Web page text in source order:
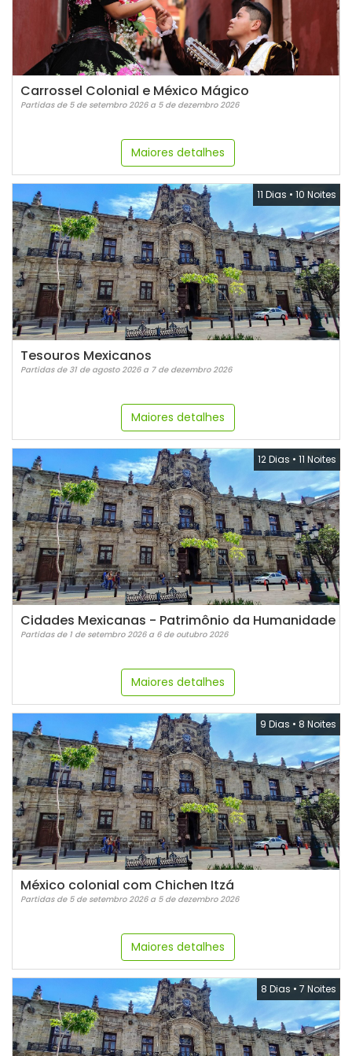
Carrossel Colonial e México Mágico
Partidas de 5 de setembro 2026 a 5 de dezembro 2026
Maiores detalhes
11 Dias • 10 Noites
Tesouros Mexicanos
Partidas de 31 de agosto 2026 a 7 de dezembro 2026
Maiores detalhes
12 Dias • 11 Noites
Cidades Mexicanas - Patrimônio da Humanidade
Partidas de 1 de setembro 2026 a 6 de outubro 2026
Maiores detalhes
9 Dias • 8 Noites
México colonial com Chichen Itzá
Partidas de 5 de setembro 2026 a 5 de dezembro 2026
Maiores detalhes
8 Dias • 7 Noites